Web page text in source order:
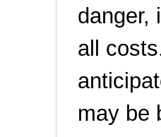
danger,
all
may be